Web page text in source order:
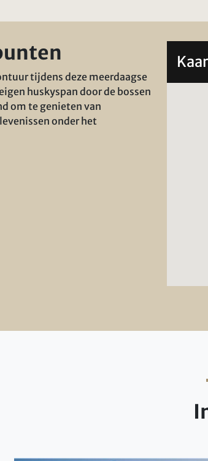
tijdens deze meerdaagse
huskyspan door de bossen
om te genieten van
onder het